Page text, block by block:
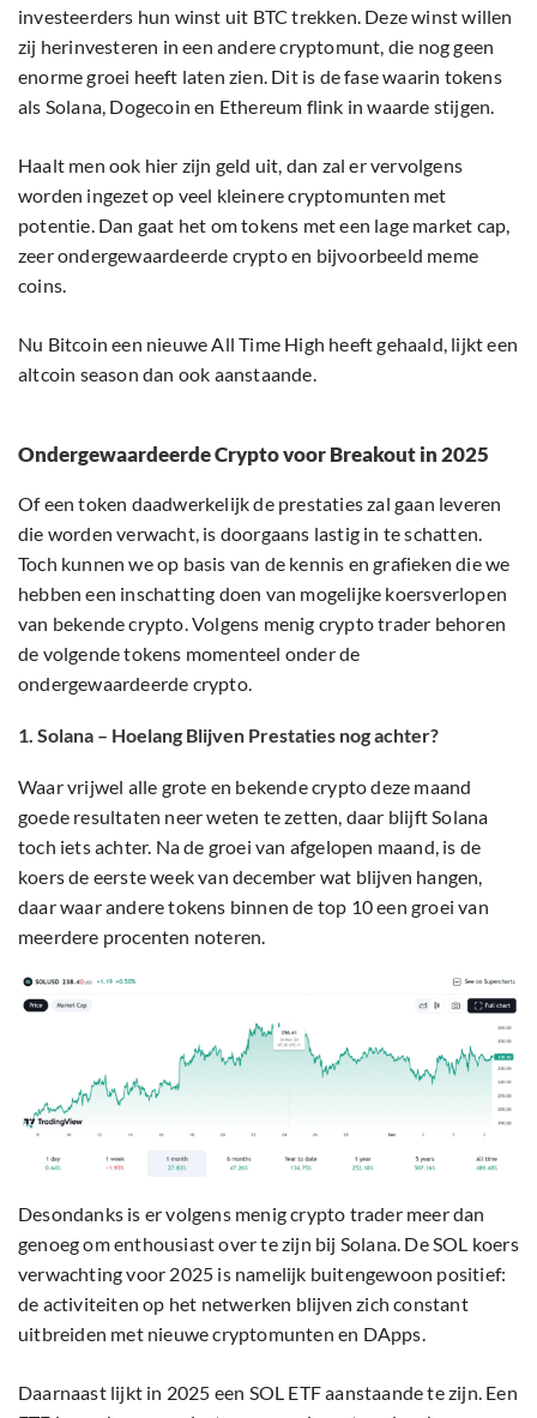
investeerders hun winst uit BTC trekken. Deze winst willen
zij herinvesteren in een andere cryptomunt, die nog geen
enorme groei heeft laten zien. Dit is de fase waarin tokens
als Solana, Dogecoin en Ethereum flink in waarde stijgen.
Haalt men ook hier zijn geld uit, dan zal er vervolgens
worden ingezet op veel kleinere cryptomunten met
potentie. Dan gaat het om tokens met een lage market cap,
zeer ondergewaardeerde crypto en bijvoorbeeld meme
coins.
Nu Bitcoin een nieuwe All Time High heeft gehaald, lijkt een
altcoin season dan ook aanstaande.
Ondergewaardeerde Crypto voor Breakout in 2025
Of een token daadwerkelijk de prestaties zal gaan leveren
die worden verwacht, is doorgaans lastig in te schatten.
Toch kunnen we op basis van de kennis en grafieken die we
hebben een inschatting doen van mogelijke koersverlopen
van bekende crypto. Volgens menig crypto trader behoren
de volgende tokens momenteel onder de
ondergewaardeerde crypto.
1. Solana – Hoelang Blijven Prestaties nog achter?
Waar vrijwel alle grote en bekende crypto deze maand
goede resultaten neer weten te zetten, daar blijft Solana
toch iets achter. Na de groei van afgelopen maand, is de
koers de eerste week van december wat blijven hangen,
daar waar andere tokens binnen de top 10 een groei van
meerdere procenten noteren.
Desondanks is er volgens menig crypto trader meer dan
genoeg om enthousiast over te zijn bij Solana. De SOL koers
verwachting voor 2025 is namelijk buitengewoon positief:
de activiteiten op het netwerken blijven zich constant
uitbreiden met nieuwe cryptomunten en DApps.
Daarnaast lijkt in 2025 een SOL ETF aanstaande te zijn. Een